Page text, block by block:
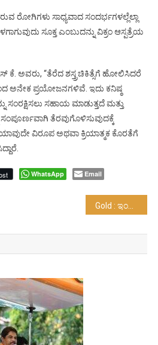
ರೋಗಿಗಳು ಸಾಧ್ಯವಾದ ಸಂದರ್ಭಗಳಲ್ಲೆಲ್ಲಾ
ಸೂಕ್ತ ಎಂಬುದನ್ನು ವಿಕ್ರಂ ಆಸ್ಪತ್ರೆಯ
ಕೆ. ಅವರು, “ತೆರೆದ ಶಸ್ತ್ರಚಿಕಿತ್ಸೆಗೆ ಹೋಲಿಸಿದರೆ
ಅನೇಕ ಪ್ರಯೋಜನಗಳಿವೆ. ಇದು ಕನಿಷ್ಠ
ಸಂರಕ್ಷಿಸಲು ಸಹಾಯ ಮಾಡುತ್ತದೆ ಮತ್ತು
ತೆರವುಗೊಳಿಸುವುದಕ್ಕೆ
ವಿರೂಪ ಅಥವಾ ಕ್ರಿಯಾತ್ಮಕ ಕೊರತೆಗೆ
WhatsApp Email